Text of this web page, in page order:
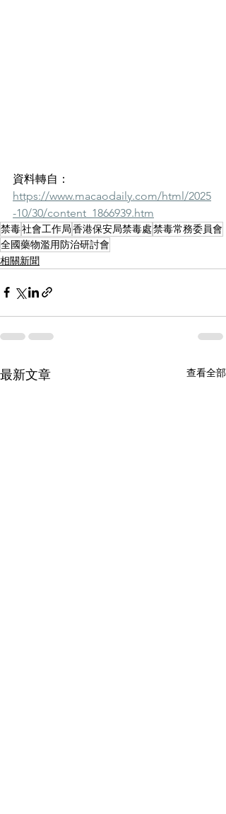
資料轉自：
https://www.macaodaily.com/html/2025
-10/30/content_1866939.htm
禁毒社會工作局香港保安局禁毒處禁毒常務委員會
全國藥物濫用防治研討會
相關新聞
最新文章 查看全部